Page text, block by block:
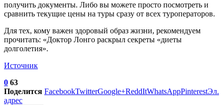
получить документы. Либо вы можете просто посмотреть и
сравнить текущие цены на туры сразу от всех туроператоров.
Для тех, кому важен здоровый образ жизни, рекомендуем
прочитать: «Доктор Лонго раскрыл секреты «диеты
долголетия».
Источник
0 63
Поделится FacebookTwitterGoogle+ReddItWhatsAppPinterestЭл.
адрес